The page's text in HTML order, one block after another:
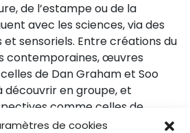
de cookies
de l’estampe ou de la
avec les sciences, via des
sensoriels. Entre créations du
contemporaines, œuvres
de Dan Graham et Soo
découvrir en groupe, et
comme celles de
May, l’exposition propose une